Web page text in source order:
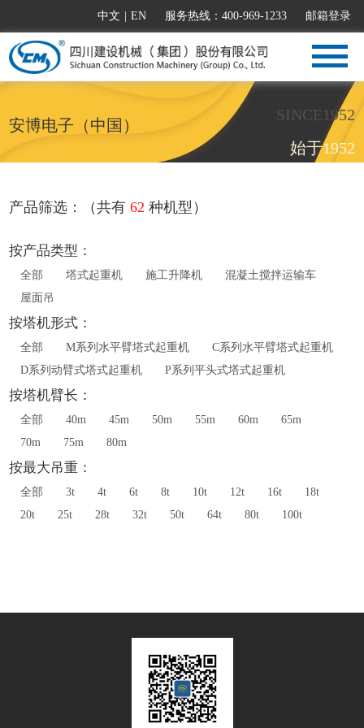
中文 EN 服务热线：400-969-1233 邮箱登录
安博电子（中国）
SINCE1952
始于1952
产品筛选：（共有62 种机型）
按产品类型：
全部 塔式起重机 施工升降机
混凝土搅拌运输车
屋面吊
按塔机形式：
全部 M系列水平臂塔式起重机
C系列水平臂塔式起重机
D系列动臂式塔式起重机
P系列平头式塔式起重机
按塔机臂长：
全部 40m 45m 50m 55m 60m
65m
70m
75m 80m
按最大吊重：
全部 3t 4t 6t 8t 10t 12t 16t
18t
20t
25t 28t 32t 50t 64t 80t 100t